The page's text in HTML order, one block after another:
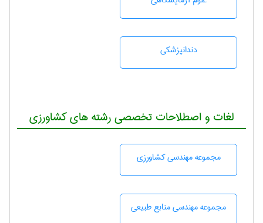
دندانپزشكی
لغات و اصطلاحات تخصصی رشته های کشاورزی
مجموعه مهندسی كشاورزی
مجموعه مهندسی منابع طبيعی